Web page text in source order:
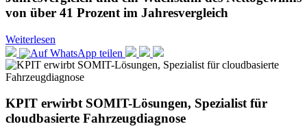
von über 41 Prozent im Jahresvergleich
Weiterlesen
KPIT erwirbt SOMIT-Lösungen, Spezialist für
cloudbasierte Fahrzeugdiagnose